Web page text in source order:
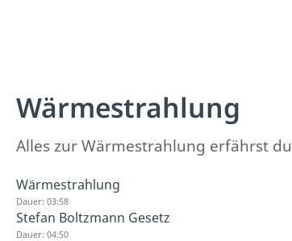
Wärmestrahlung
Alles zur Wärmestrahlung erfährst
Wärmestrahlung
Dauer: 03:58
Stefan Boltzmann Gesetz
Dauer: 04:50